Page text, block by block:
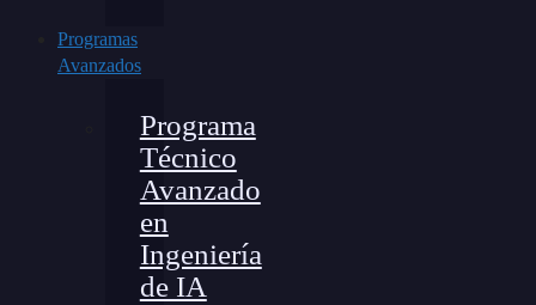
Programas
Avanzados
Programa
Técnico
Avanzado
en
Ingeniería
de IA